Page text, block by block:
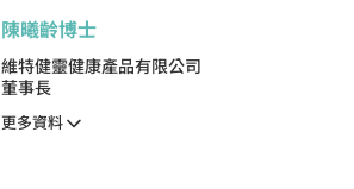
陳曦齡博士
維特健靈健康產品有限公司
董事長
更多資料